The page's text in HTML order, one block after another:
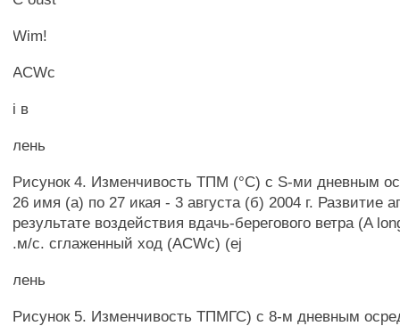
Wim!
ACWc
i в
лень
Рисунок 4. Изменчивость ТПМ (°С) с S-ми дневным
26 имя (а) по 27 икая - 3 августа (б) 2004 г. Развитие
результате воздействия вдачь-берегового ветра (A
.м/с. сглаженный ход (ACWc) (ej
лень
Рисунок 5. Изменчивость ТПМГС) с 8-м дневным